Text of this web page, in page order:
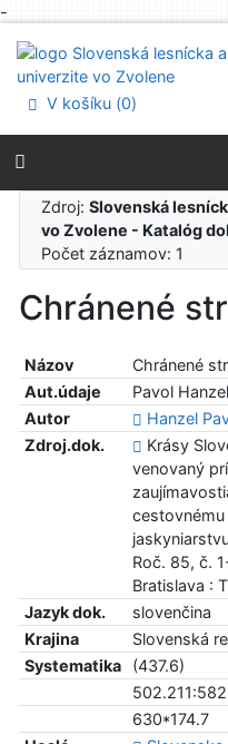
-
Prejsť na menu
Prehlásenie o webovej
V košíku (0)
Zdroj:Slovenská
vo Zvolene - Katalóg
Počet záznamov: 1
Chránené
Názov
Chránené
Aut.údaje
Pavol Hanzel
Autor
Hanzel
Zdroj.dok.
Krásy
venovaný
Roč. 85, č.
Bratislava :
Jazyk dok.
slovenčina
Krajina
Slovenská
Systematika
(437.6)
630*174.7